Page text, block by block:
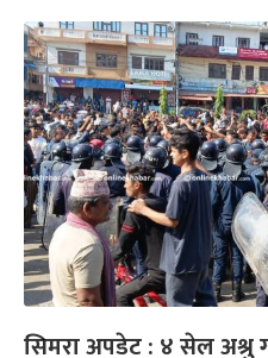
सिमरा अपडेट : ४ सेल अश्रु